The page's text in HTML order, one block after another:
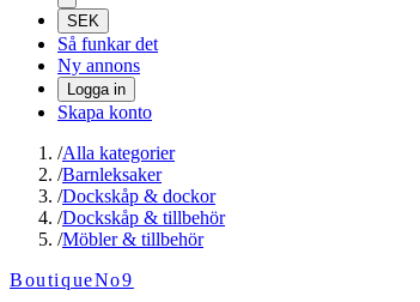
SEK
Så funkar det
Ny annons
Logga in
Skapa konto
/Alla kategorier
/Barnleksaker
/Dockskåp & dockor
/Dockskåp & tillbehör
/Möbler & tillbehör
BoutiqueNo9